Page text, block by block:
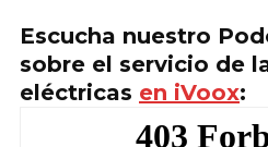
Escucha nuestro
sobre el servicio de
eléctricas en iVoox: